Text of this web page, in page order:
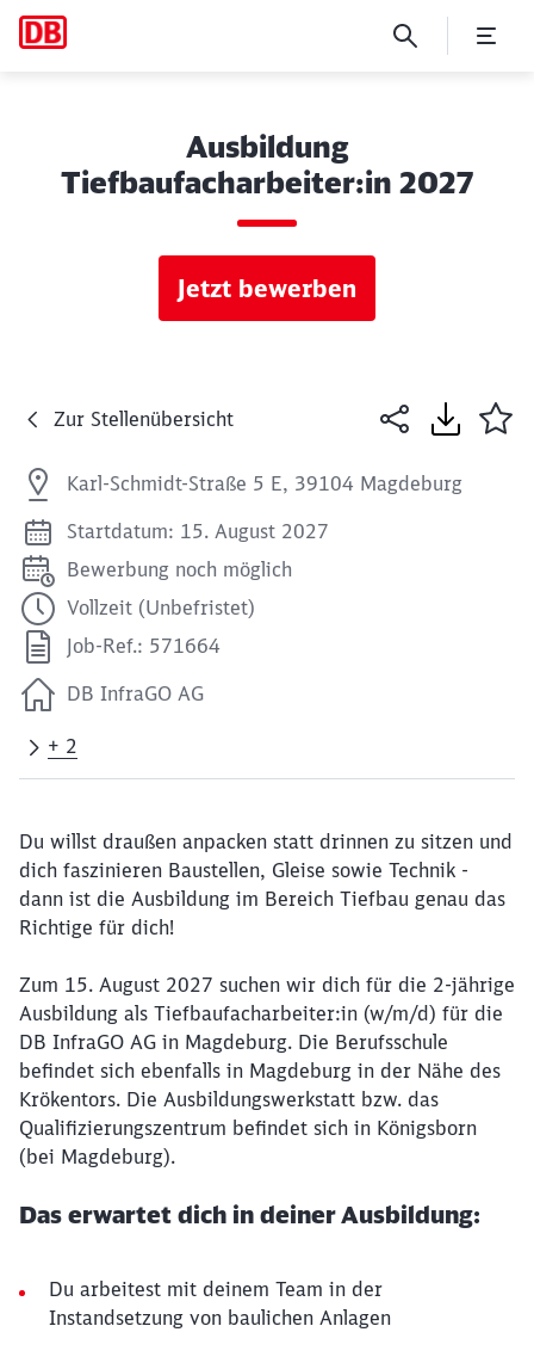
Ausbildung
Tiefbaufacharbeiter:in 2027
Jetzt bewerben
Zur Stellenübersicht
Karl-Schmidt-Straße 5 E, 39104 Magdeburg
Startdatum: 15. August 2027
Bewerbung noch möglich
Vollzeit (Unbefristet)
Job-Ref.: 571664
DB InfraGO AG
+ 2
Du willst draußen anpacken statt drinnen zu sitzen und
dich faszinieren Baustellen, Gleise sowie Technik -
dann ist die Ausbildung im Bereich Tiefbau genau das
Richtige für dich!
Zum 15. August 2027 suchen wir dich für die 2-jährige
Ausbildung als Tiefbaufacharbeiter:in (w/m/d) für die
DB InfraGO AG in Magdeburg. Die Berufsschule
befindet sich ebenfalls in Magdeburg in der Nähe des
Krökentors. Die Ausbildungswerkstatt bzw. das
Qualifizierungszentrum befindet sich in Königsborn
(bei Magdeburg).
Das erwartet dich in deiner Ausbildung:
Du arbeitest mit deinem Team in der
Instandsetzung von baulichen Anlagen